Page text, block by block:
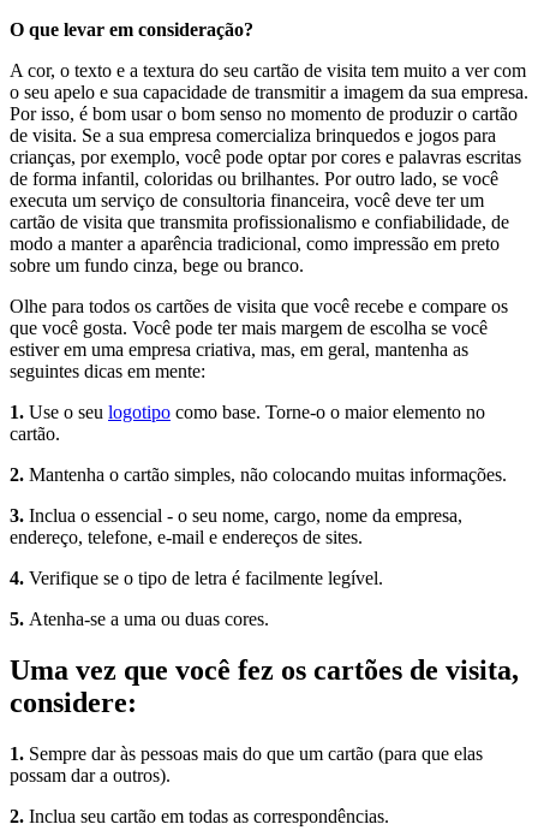
O que levar em consideração?
A cor, o texto e a textura do seu cartão de visita tem muito a ver com
o seu apelo e sua capacidade de transmitir a imagem da sua empresa.
Por isso, é bom usar o bom senso no momento de produzir o cartão
de visita. Se a sua empresa comercializa brinquedos e jogos para
crianças, por exemplo, você pode optar por cores e palavras escritas
de forma infantil, coloridas ou brilhantes. Por outro lado, se você
executa um serviço de consultoria financeira, você deve ter um
cartão de visita que transmita profissionalismo e confiabilidade, de
modo a manter a aparência tradicional, como impressão em preto
sobre um fundo cinza, bege ou branco.
Olhe para todos os cartões de visita que você recebe e compare os
que você gosta. Você pode ter mais margem de escolha se você
estiver em uma empresa criativa, mas, em geral, mantenha as
seguintes dicas em mente:
1. Use o seu logotipo como base. Torne-o o maior elemento no
cartão.
2. Mantenha o cartão simples, não colocando muitas informações.
3. Inclua o essencial - o seu nome, cargo, nome da empresa,
endereço, telefone, e-mail e endereços de sites.
4. Verifique se o tipo de letra é facilmente legível.
5. Atenha-se a uma ou duas cores.
Uma vez que você fez os cartões de visita,
considere:
1. Sempre dar às pessoas mais do que um cartão (para que elas
possam dar a outros).
2. Inclua seu cartão em todas as correspondências.